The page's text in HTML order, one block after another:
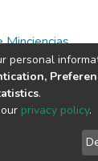
Minciencias
© 2002-
End User
Agreement
personal
.
privacy policy.